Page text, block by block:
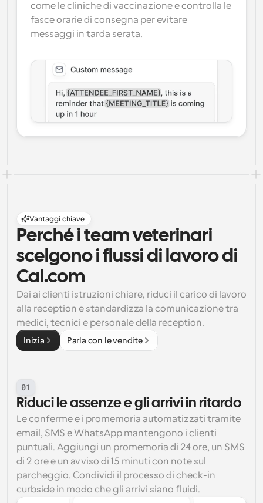
come le cliniche di vaccinazione e controlla le
fasce orarie di consegna per evitare
messaggi in tarda serata.
Vantaggi chiave
Perché i team veterinari
scelgono i flussi di lavoro di
Cal.com
Dai ai clienti istruzioni chiare, riduci il carico di lavoro
alla reception e standardizza la comunicazione tra
medici, tecnici e personale della reception.
Inizia Parla con le vendite
01
Riduci le assenze e gli arrivi in ritardo
Le conferme e i promemoria automatizzati tramite
email, SMS e WhatsApp mantengono i clienti
puntuali. Aggiungi un promemoria di 24 ore, un SMS
di 2 ore e un avviso di 15 minuti con note sul
parcheggio. Condividi il processo di check-in
curbside in modo che gli arrivi siano fluidi.